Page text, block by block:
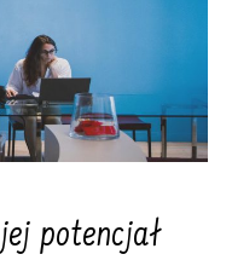
potencjał